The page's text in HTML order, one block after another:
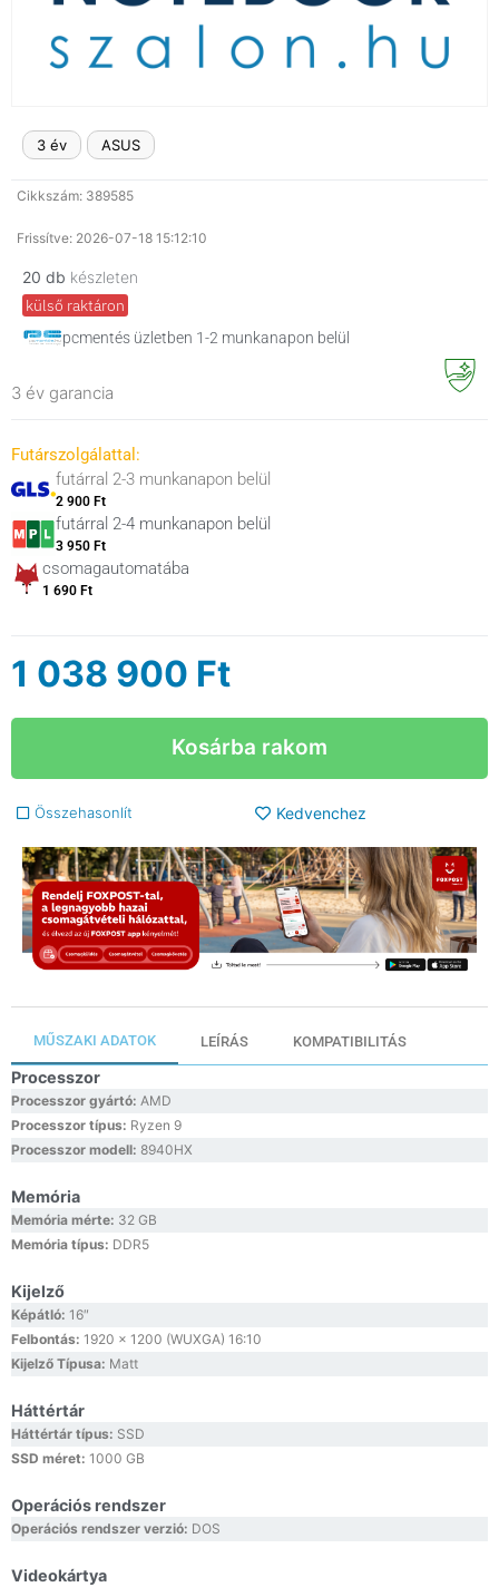
3 év ASUS
Cikkszám: 389585
Frissítve: 2026-07-18 15:12:10
20 db készleten
külső raktáron
pcmentés üzletben 1-2 munkanapon belül
3 év garancia
Futárszolgálattal:
futárral 2-3 munkanapon belül
2 900 Ft
futárral 2-4 munkanapon belül
3 950 Ft
csomagautomatába
1 690 Ft
1 038 900 Ft
Kosárba rakom
Összehasonlít Kedvenchez
MŰSZAKI ADATOK LEÍRÁS KOMPATIBILITÁS
Processzor
Processzor gyártó: AMD
Processzor típus: Ryzen 9
Processzor modell: 8940HX
Memória
Memória mérte: 32 GB
Memória típus: DDR5
Kijelző
Képátló: 16″
Felbontás: 1920 x 1200 (WUXGA) 16:10
Kijelző Típusa: Matt
Háttértár
Háttértár típus: SSD
SSD méret: 1000 GB
Operációs rendszer
Operációs rendszer verzió: DOS
Videokártya